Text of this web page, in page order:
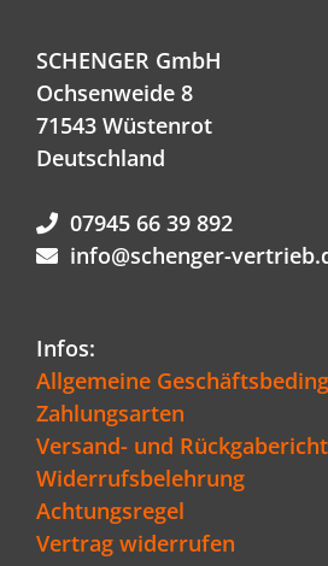
SCHENGER GmbH
Ochsenweide 8
71543 Wüstenrot
Deutschland
07945 66 39 892
info@schenger-
Infos:
Allgemeine
Zahlungsarten
Versand- und
Widerrufsbelehrung
Achtungsregel
Vertrag widerrufen